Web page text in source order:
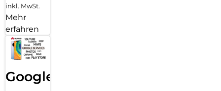
inkl. MwSt.
Mehr
erfahren
Google